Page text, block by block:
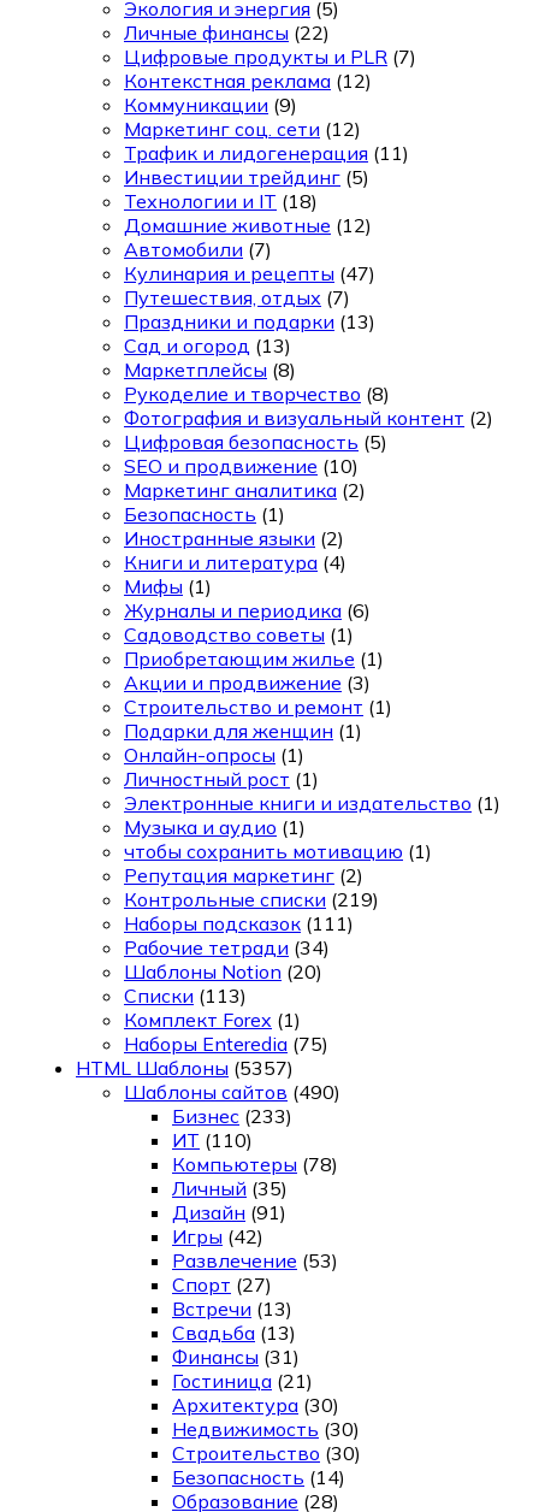
Экология и энергия (5)
Личные финансы (22)
Цифровые продукты и PLR (7)
Контекстная реклама (12)
Коммуникации (9)
Маркетинг соц. сети (12)
Трафик и лидогенерация (11)
Инвестиции трейдинг (5)
Технологии и IT (18)
Домашние животные (12)
Автомобили (7)
Кулинария и рецепты (47)
Путешествия, отдых (7)
Праздники и подарки (13)
Сад и огород (13)
Маркетплейсы (8)
Рукоделие и творчество (8)
Фотография и визуальный контент (2)
Цифровая безопасность (5)
SEO и продвижение (10)
Маркетинг аналитика (2)
Безопасность (1)
Иностранные языки (2)
Книги и литература (4)
Мифы (1)
Журналы и периодика (6)
Садоводство советы (1)
Приобретающим жилье (1)
Акции и продвижение (3)
Строительство и ремонт (1)
Подарки для женщин (1)
Онлайн-опросы (1)
Личностный рост (1)
Электронные книги и издательство (1)
Музыка и аудио (1)
чтобы сохранить мотивацию (1)
Репутация маркетинг (2)
Контрольные списки (219)
Наборы подсказок (111)
Рабочие тетради (34)
Шаблоны Notion (20)
Списки (113)
Комплект Forex (1)
Наборы Enteredia (75)
HTML Шаблоны (5357)
Шаблоны сайтов (490)
Бизнес (233)
ИТ (110)
Компьютеры (78)
Личный (35)
Дизайн (91)
Игры (42)
Развлечение (53)
Спорт (27)
Встречи (13)
Свадьба (13)
Финансы (31)
Гостиница (21)
Архитектура (30)
Недвижимость (30)
Строительство (30)
Безопасность (14)
Образование (28)